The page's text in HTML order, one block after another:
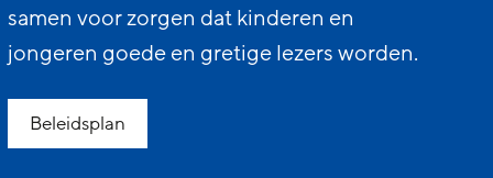
samen voor zorgen dat kinderen en
jongeren goede en gretige lezers worden.
Beleidsplan